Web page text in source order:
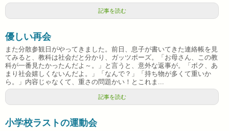
記事を読む
優しい再会
また分散参観日がやってきました。前日、息子が書いてきた連絡帳を見
てみると、教科は社会だと分かり、ガッツポーズ。「お母さん、この教
科が一番見たかったんだよ～。」と言うと、意外な返事が。「ボク、あ
まり社会嬉しくないんだよ。」「なんで？」「持ち物が多くて重いか
ら。」内容じゃなくて、重さの問題かい！とこれま...
記事を読む
小学校ラストの運動会